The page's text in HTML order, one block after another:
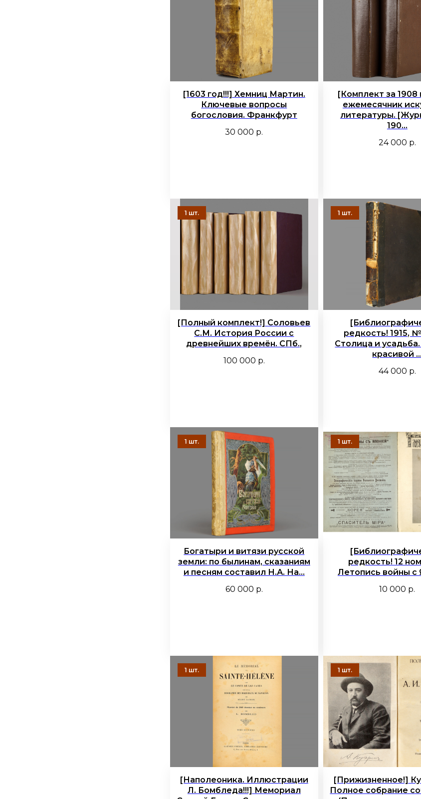
[1603 год!!!] Хемниц Мартин.
Ключевые вопросы
богословия. Франкфурт
30 000 р.
[Комплект за 1908
ежемесячник
литературы.
190...
24 000 р.
[Полный комплект!] Соловьев
С.М. История России с
древнейших времён. СПб.,
100 000 р.
редкость! 1915,
Столица и
красивой ...
44 000 р.
Богатыри и витязи русской
земли: по былинам, сказаниям
и песням составил Н.А. На...
60 000 р.
редкость! 12
Летопись войны с
10 000 р.
[Наполеоника. Иллюстрации
Л. Бомбледа!!!] Мемориал
[Прижизненное!]
Полное собрание